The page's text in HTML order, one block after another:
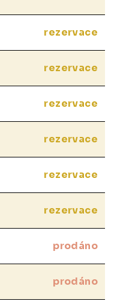
rezervace
rezervace
rezervace
rezervace
rezervace
rezervace
prodáno
prodáno